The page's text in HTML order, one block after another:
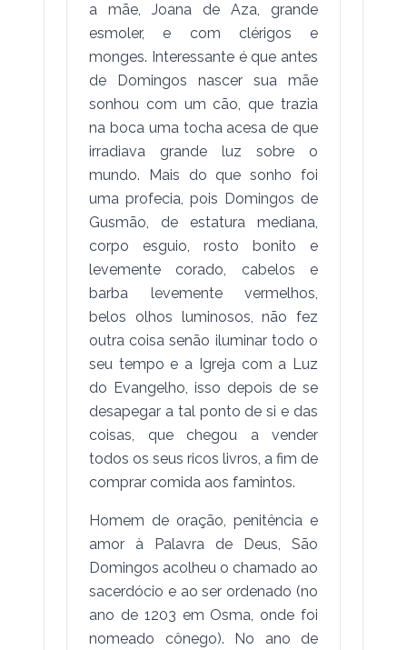
a mãe, Joana de Aza, grande
esmoler, e com clérigos e
monges. Interessante é que antes
de Domingos nascer sua mãe
sonhou com um cão, que trazia
na boca uma tocha acesa de que
irradiava grande luz sobre o
mundo. Mais do que sonho foi
uma profecia, pois Domingos de
Gusmão, de estatura mediana,
corpo esguio, rosto bonito e
levemente corado, cabelos e
barba levemente vermelhos,
belos olhos luminosos, não fez
outra coisa senão iluminar todo o
seu tempo e a Igreja com a Luz
do Evangelho, isso depois de se
desapegar a tal ponto de si e das
coisas, que chegou a vender
todos os seus ricos livros, a fim de
comprar comida aos famintos.
Homem de oração, penitência e
amor à Palavra de Deus, São
Domingos acolheu o chamado ao
sacerdócio e ao ser ordenado (no
ano de 1203 em Osma, onde foi
nomeado cônego). No ano de